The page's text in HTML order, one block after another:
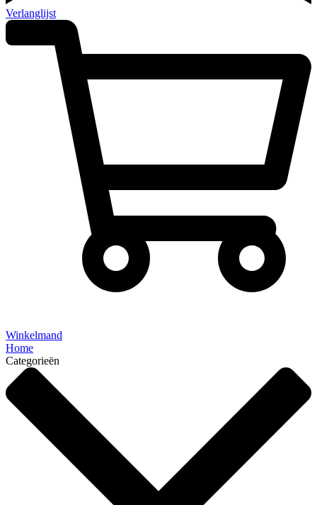
Verlanglijst
Winkelmand
Home
Categorieën